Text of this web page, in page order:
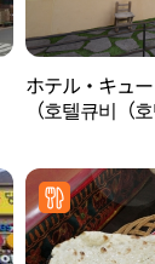
ホテル・キュ
（호텔큐비（